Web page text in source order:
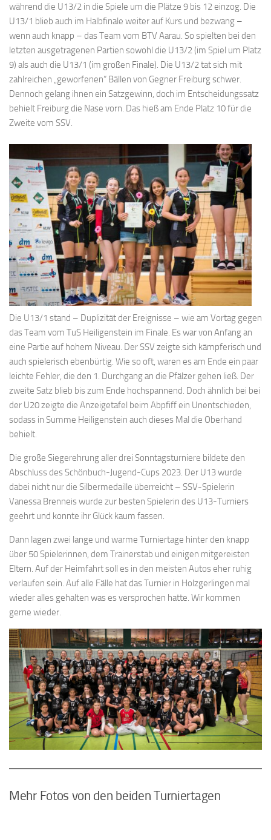
während die U13/2 in die Spiele um die Plätze 9 bis 12 einzog. Die
U13/1 blieb auch im Halbfinale weiter auf Kurs und bezwang –
wenn auch knapp – das Team vom BTV Aarau. So spielten bei den
letzten ausgetragenen Partien sowohl die U13/2 (im Spiel um Platz
9) als auch die U13/1 (im großen Finale). Die U13/2 tat sich mit
zahlreichen „geworfenen“ Bällen von Gegner Freiburg schwer.
Dennoch gelang ihnen ein Satzgewinn, doch im Entscheidungssatz
behielt Freiburg die Nase vorn. Das hieß am Ende Platz 10 für die
Zweite vom SSV.
Die U13/1 stand – Duplizität der Ereignisse – wie am Vortag gegen
das Team vom TuS Heiligenstein im Finale. Es war von Anfang an
eine Partie auf hohem Niveau. Der SSV zeigte sich kämpferisch und
auch spielerisch ebenbürtig. Wie so oft, waren es am Ende ein paar
leichte Fehler, die den 1. Durchgang an die Pfälzer gehen ließ. Der
zweite Satz blieb bis zum Ende hochspannend. Doch ähnlich bei bei
der U20 zeigte die Anzeigetafel beim Abpfiff ein Unentschieden,
sodass in Summe Heiligenstein auch dieses Mal die Oberhand
behielt.
Die große Siegerehrung aller drei Sonntagsturniere bildete den
Abschluss des Schönbuch-Jugend-Cups 2023. Der U13 wurde
dabei nicht nur die Silbermedaille überreicht – SSV-Spielerin
Vanessa Brenneis wurde zur besten Spielerin des U13-Turniers
geehrt und konnte ihr Glück kaum fassen.
Dann lagen zwei lange und warme Turniertage hinter den knapp
über 50 Spielerinnen, dem Trainerstab und einigen mitgereisten
Eltern. Auf der Heimfahrt soll es in den meisten Autos eher ruhig
verlaufen sein. Auf alle Fälle hat das Turnier in Holzgerlingen mal
wieder alles gehalten was es versprochen hatte. Wir kommen
gerne wieder.
Mehr Fotos von den beiden Turniertagen